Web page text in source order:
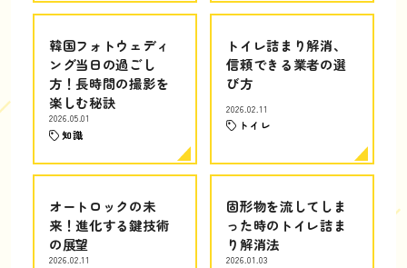
韓国フォトウェディ
ング当日の過ごし
方！長時間の撮影を
楽しむ秘訣
2026.05.01
知識
トイレ詰まり解消、
信頼できる業者の選
び方
2026.02.11
トイレ
オートロックの未
来！進化する鍵技術
の展望
2026.02.11
固形物を流してしま
った時のトイレ詰ま
り解消法
2026.01.03